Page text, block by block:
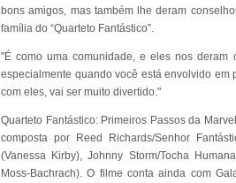
bons amigos, mas também lhe deram
família do “Quarteto Fantástico”.
"É como uma comunidade, e eles nos deram
especialmente quando você está envolvido em
com eles, vai ser muito divertido."
Quarteto Fantástico: Primeiros Passos da
composta por Reed Richards/Senhor
(Vanessa Kirby), Johnny Storm/Tocha
Moss-Bachrach). O filme conta ainda com